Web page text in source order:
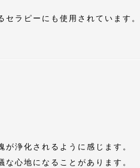
ラピーにも使用されています。
浄化されるように感じます。
心地になることがあります。